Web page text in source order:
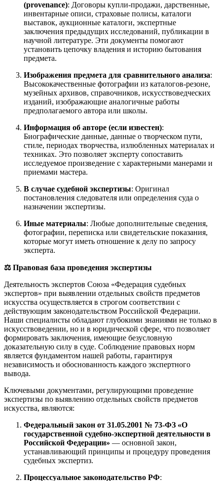
(provenance): Договоры купли-продажи, дарственные,
инвентарные описи, страховые полисы, каталоги
выставок, аукционные каталоги, экспертные
заключения предыдущих исследований, публикации в
научной литературе. Эти документы помогают
установить цепочку владения и историю бытования
предмета.
Изображения предмета для сравнительного анализа:
Высококачественные фотографии из каталогов-резоне,
музейных архивов, справочников, искусствоведческих
изданий, изображающие аналогичные работы
предполагаемого автора или школы.
Информация об авторе (если известен):
Биографические данные, данные о творческом пути,
стиле, периодах творчества, излюбленных материалах и
техниках. Это позволяет эксперту сопоставить
исследуемое произведение с характерными манерами и
приемами мастера.
В случае судебной экспертизы: Оригинал
постановления следователя или определения суда о
назначении экспертизы.
Иные материалы: Любые дополнительные сведения,
фотографии, переписка или свидетельские показания,
которые могут иметь отношение к делу по запросу
эксперта.
⚖️ Правовая база проведения экспертизы
Деятельность экспертов Союза «Федерация судебных
экспертов» при выявлении отдельных свойств предметов
искусства осуществляется в строгом соответствии с
действующим законодательством Российской Федерации.
Наши специалисты обладают глубокими знаниями не только в
искусствоведении, но и в юридической сфере, что позволяет
формировать заключения, имеющие безусловную
доказательную силу в суде. Соблюдение правовых норм
является фундаментом нашей работы, гарантируя
независимость и обоснованность каждого экспертного
вывода.
Ключевыми документами, регулирующими проведение
экспертизы по выявлению отдельных свойств предметов
искусства, являются:
Федеральный закон от 31.05.2001 № 73-ФЗ «О
государственной судебно-экспертной деятельности в
Российской Федерации» — основной закон,
устанавливающий принципы и процедуру проведения
судебных экспертиз.
Процессуальное законодательство РФ: